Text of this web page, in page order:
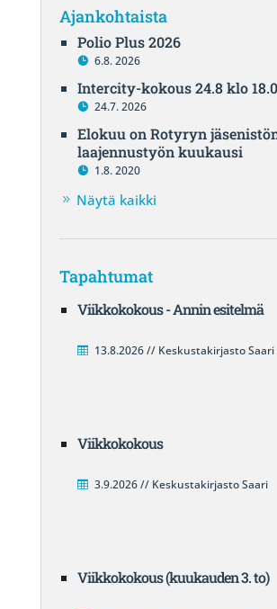
Ajankohtaista
Polio Plus 2026
6.8. 2026
Intercity-kokous 24.8 klo
24.7. 2026
Elokuu on Rotyryn
laajennustyön kuukausi
1.8. 2020
Näytä kaikki
Tapahtumat
Viikkokokous - Annin esitelmä
13.8.2026 // Keskustakirjasto Saari
Viikkokokous
3.9.2026 // Keskustakirjasto Saari
Viikkokokous (kuukauden 3. to)